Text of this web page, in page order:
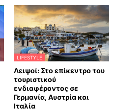
LIFESTYLE
Λειψοί: Στο επίκεντρο του
τουριστικού
ενδιαφέροντος σε
Γερμανία, Αυστρία και
Ιταλία